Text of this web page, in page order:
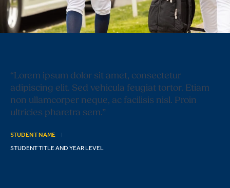
“Lorem ipsum dolor sit amet, consectetur
adipiscing elit. Sed vehicula feugiat tortor. Etiam
non ullamcorper neque, ac facilisis nisl. Proin
ultricies pharetra sem.”
STUDENT NAME
STUDENT TITLE AND YEAR LEVEL